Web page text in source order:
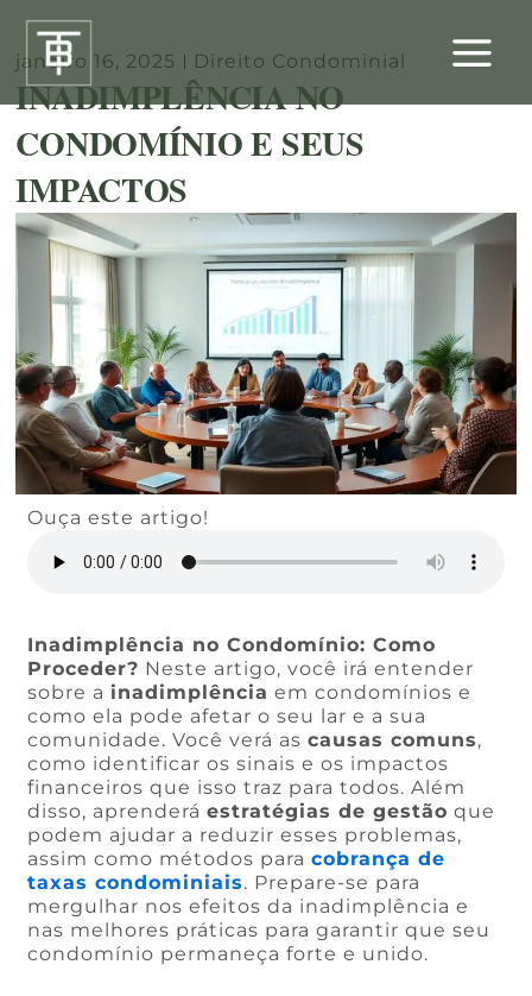
conteúdo
janeiro 16, 2025 Direito Condominial
INADIMPLÊNCIA NO
CONDOMÍNIO E SEUS
IMPACTOS
Ouça este artigo!
Inadimplência no Condomínio: Como
Proceder? Neste artigo, você irá entender
sobre a inadimplência em condomínios e
como ela pode afetar o seu lar e a sua
comunidade. Você verá ascausas comuns,
como identificar os sinais e os impactos
financeiros que isso traz para todos. Além
disso, aprenderáestratégias de gestão que
podem ajudar a reduzir esses problemas,
assim como métodos paracobrança de
taxas condominiais. Prepare-se para
mergulhar nos efeitos da inadimplência e
nas melhores práticas para garantir que seu
condomínio permaneça forte e unido.